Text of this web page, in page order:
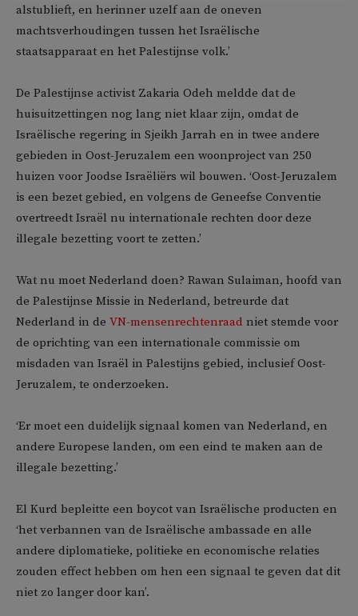
alstublieft, en herinner uzelf aan de oneven
machtsverhoudingen tussen het Israëlische
staatsapparaat en het Palestijnse volk.’
De Palestijnse activist Zakaria Odeh meldde dat de
huisuitzettingen nog lang niet klaar zijn, omdat de
Israëlische regering in Sjeikh Jarrah en in twee andere
gebieden in Oost-Jeruzalem een woonproject van 250
huizen voor Joodse Israëliërs wil bouwen. ‘Oost-Jeruzalem
is een bezet gebied, en volgens de Geneefse Conventie
overtreedt Israël nu internationale rechten door deze
illegale bezetting voort te zetten.’
Wat nu moet Nederland doen? Rawan Sulaiman, hoofd van
de Palestijnse Missie in Nederland, betreurde dat
Nederland in de VN-mensenrechtenraad niet stemde voor
de oprichting van een internationale commissie om
misdaden van Israël in Palestijns gebied, inclusief Oost-
Jeruzalem, te onderzoeken.
‘Er moet een duidelijk signaal komen van Nederland, en
andere Europese landen, om een eind te maken aan de
illegale bezetting.’
El Kurd bepleitte een boycot van Israëlische producten en
‘het verbannen van de Israëlische ambassade en alle
andere diplomatieke, politieke en economische relaties
zouden effect hebben om hen een signaal te geven dat dit
niet zo langer door kan’.